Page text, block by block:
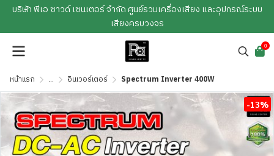
บริษัท พีเอ ซาวด์ เซนเตอร์ จำกัด ศูนย์รวมเครื่องเสียง และอุปกรณ์ระบบ
เสียงครบวงจร
0
หน้าแรก ... อินเวอร์เตอร์ Spectrum Inverter 400W
-13%